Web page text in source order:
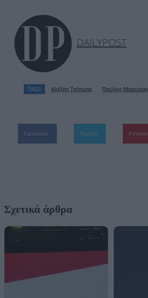
DAILYPOST
TAGS Aλέξης Τσίπρας Παύλος
Facebook Twitter
Σχετικά άρθρα